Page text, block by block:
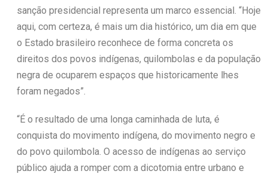
sanção presidencial representa um marco essencial. “Hoje
aqui, com certeza, é mais um dia histórico, um dia em que
o Estado brasileiro reconhece de forma concreta os
direitos dos povos indígenas, quilombolas e da população
negra de ocuparem espaços que historicamente lhes
foram negados”.
“É o resultado de uma longa caminhada de luta, é
conquista do movimento indígena, do movimento negro e
do povo quilombola. O acesso de indígenas ao serviço
público ajuda a romper com a dicotomia entre urbano e